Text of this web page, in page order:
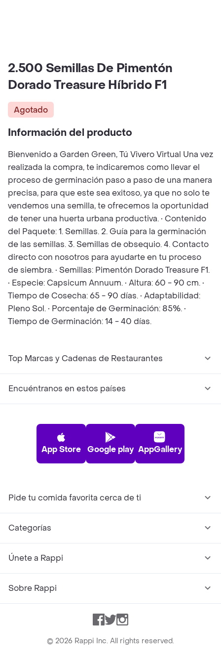
2.500 Semillas De Pimentón
Dorado Treasure Híbrido F1
Agotado
Información del producto
Bienvenido a Garden Green, Tú Vivero Virtual Una vez
realizada la compra, te indicaremos como llevar el
proceso de germinación paso a paso de una manera
precisa, para que este sea exitoso, ya que no solo te
vendemos una semilla, te ofrecemos la oportunidad
de tener una huerta urbana productiva. • Contenido
del Paquete: 1. Semillas. 2. Guía para la germinación
de las semillas. 3. Semillas de obsequio. 4. Contacto
directo con nosotros para ayudarte en tu proceso
de siembra. • Semillas: Pimentón Dorado Treasure F1.
• Especie: Capsicum Annuum. • Altura: 60 - 90 cm. •
Tiempo de Cosecha: 65 - 90 días. • Adaptabilidad:
Pleno Sol. • Porcentaje de Germinación: 85%. •
Tiempo de Germinación: 14 - 40 días.
Top Marcas y Cadenas de Restaurantes
Encuéntranos en estos países
App Store Google play AppGallery
Pide tu comida favorita cerca de ti
Categorías
Únete a Rappi
Sobre Rappi
Facebook
TwitterInstagram
© 2026 Rappi Inc. All rights reserved.